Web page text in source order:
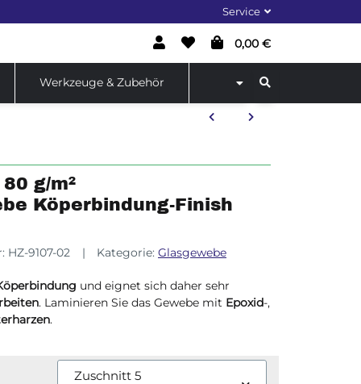
Service
0,00 €
Werkzeuge & Zubehör
g/m²
Köperbindung-Finish
HZ-9107-02 Kategorie: Glasgewebe
und eignet sich daher sehr
. Laminieren Sie das Gewebe mit Epoxid-,
.
Zuschnitt 5